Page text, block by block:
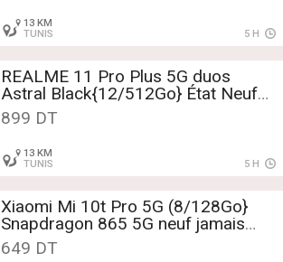
13 KM
TUNIS
5 H
REALME 11 Pro Plus 5G duos
Astral Black{12/512Go} État Neuf
Tél:52687077
899 DT
13 KM
TUNIS
5 H
Xiaomi Mi 10t Pro 5G (8/128Go}
Snapdragon 865 5G neuf jamais
utilisé
649 DT